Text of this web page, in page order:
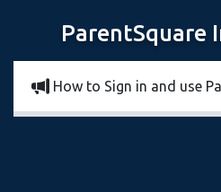
ParentSquare
How to Sign in and
Important Information
Resources for Students
Resources for Parents
Resources for Teachers